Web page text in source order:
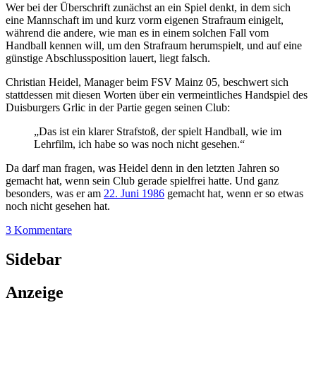
Wer bei der Überschrift zunächst an ein Spiel denkt, in dem sich
eine Mannschaft im und kurz vorm eigenen Strafraum einigelt,
während die andere, wie man es in einem solchen Fall vom
Handball kennen will, um den Strafraum herumspielt, und auf eine
günstige Abschlussposition lauert, liegt falsch.
Christian Heidel, Manager beim FSV Mainz 05, beschwert sich
stattdessen mit diesen Worten über ein vermeintliches Handspiel des
Duisburgers Grlic in der Partie gegen seinen Club:
„Das ist ein klarer Strafstoß, der spielt Handball, wie im
Lehrfilm, ich habe so was noch nicht gesehen.“
Da darf man fragen, was Heidel denn in den letzten Jahren so
gemacht hat, wenn sein Club gerade spielfrei hatte. Und ganz
besonders, was er am 22. Juni 1986 gemacht hat, wenn er so etwas
noch nicht gesehen hat.
3 Kommentare
Sidebar
Anzeige